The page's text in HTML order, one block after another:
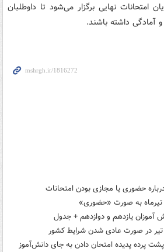
امتحانات نهایی برگزار می‌شود تا داوطلبان
آمادگی داشته باشند.
حضوری یا مجازی بودن امتحانات
آموزان یازدهم و دوازدهم + جدول
پرده پدیده امتحان دادن به جای دانش‌آموز